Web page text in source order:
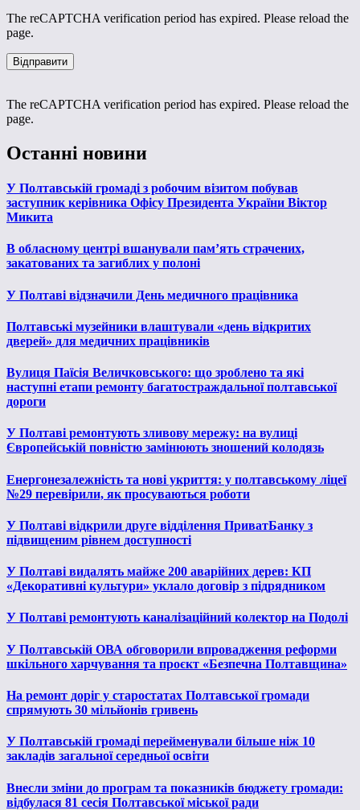
The reCAPTCHA verification period has expired. Please reload the
page.
The reCAPTCHA verification period has expired. Please reload the
page.
Останні новини
У Полтавській громаді з робочим візитом побував
заступник керівника Офісу Президента України Віктор
Микита
В обласному центрі вшанували пам’ять страчених,
закатованих та загиблих у полоні
У Полтаві відзначили День медичного працівника
Полтавські музейники влаштували «день відкритих
дверей» для медичних працівників
Вулиця Паїсія Величковського: що зроблено та які
наступні етапи ремонту багатостраждальної полтавської
дороги
У Полтаві ремонтують зливову мережу: на вулиці
Європейській повністю замінюють зношений колодязь
Енергонезалежність та нові укриття: у полтавському ліцеї
№29 перевірили, як просуваються роботи
У Полтаві відкрили друге відділення ПриватБанку з
підвищеним рівнем доступності
У Полтаві видалять майже 200 аварійних дерев: КП
«Декоративні культури» уклало договір з підрядником
У Полтаві ремонтують каналізаційний колектор на Подолі
У Полтавській ОВА обговорили впровадження реформи
шкільного харчування та проєкт «Безпечна Полтавщина»
На ремонт доріг у старостатах Полтавської громади
спрямують 30 мільйонів гривень
У Полтавській громаді перейменували більше ніж 10
закладів загальної середньої освіти
Внесли зміни до програм та показників бюджету громади:
відбулася 81 сесія Полтавської міської ради